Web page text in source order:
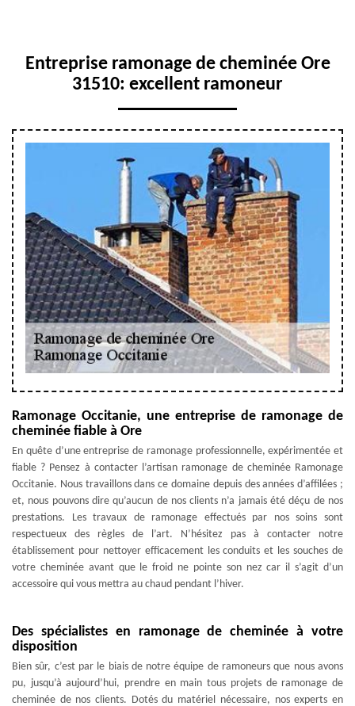
Entreprise ramonage de cheminée Ore
31510: excellent ramoneur
Ramonage Occitanie, une entreprise de ramonage de
cheminée fiable à Ore
En quête d’une entreprise de ramonage professionnelle, expérimentée et
fiable ? Pensez à contacter l’artisan ramonage de cheminée Ramonage
Occitanie. Nous travaillons dans ce domaine depuis des années d’affilées ;
et, nous pouvons dire qu’aucun de nos clients n’a jamais été déçu de nos
prestations. Les travaux de ramonage effectués par nos soins sont
respectueux des règles de l’art. N’hésitez pas à contacter notre
établissement pour nettoyer efficacement les conduits et les souches de
votre cheminée avant que le froid ne pointe son nez car il s’agit d’un
accessoire qui vous mettra au chaud pendant l’hiver.
Des spécialistes en ramonage de cheminée à votre
disposition
Bien sûr, c’est par le biais de notre équipe de ramoneurs que nous avons
pu, jusqu’à aujourd’hui, prendre en main tous projets de ramonage de
cheminée de nos clients. Dotés du matériel nécessaire, nos experts en